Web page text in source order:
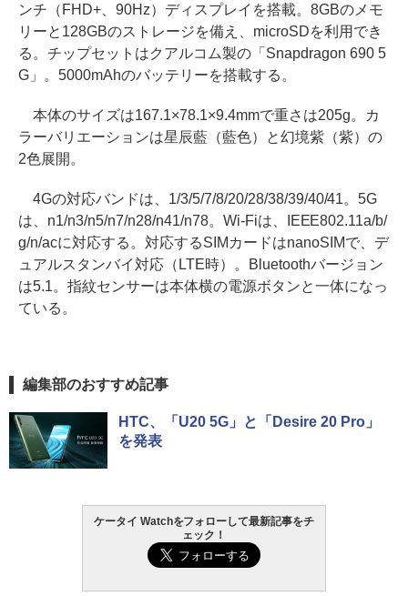
ンチ（FHD+、90Hz）ディスプレイを搭載。8GBのメモ
リーと128GBのストレージを備え、microSDを利用でき
る。チップセットはクアルコム製の「Snapdragon 690 5
G」。5000mAhのバッテリーを搭載する。
本体のサイズは167.1×78.1×9.4mmで重さは205g。カ
ラーバリエーションは星辰藍（藍色）と幻境紫（紫）の
2色展開。
4Gの対応バンドは、1/3/5/7/8/20/28/38/39/40/41。5G
は、n1/n3/n5/n7/n28/n41/n78。Wi-Fiは、IEEE802.11a/b/
g/n/acに対応する。対応するSIMカードはnanoSIMで、デ
ュアルスタンバイ対応（LTE時）。Bluetoothバージョン
は5.1。指紋センサーは本体横の電源ボタンと一体になっ
ている。
編集部のおすすめ記事
HTC、「U20 5G」と「Desire 20 Pro」
を発表
ケータイ Watchをフォローして最新記事をチ
ェック！